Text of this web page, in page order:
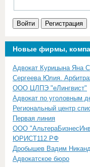
Войти Регистрация
Новые фирмы,
Адвокат Курицына Яна
Сергеева Юлия.
ООО ЦЛПЭ "еЛингвист"
Адвокат по уголовным
Региональный центр
Первая линия
ООО
ЮРИСТ112.РФ
Дробышев Вадим
Адвокатское бюро